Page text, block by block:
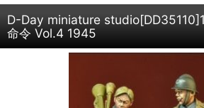
D-Day miniature
命令 Vol.4 1945